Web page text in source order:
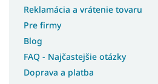
Reklamácia a vrátenie tovaru
Pre firmy
Blog
FAQ - Najčastejšie otázky
Doprava a platba